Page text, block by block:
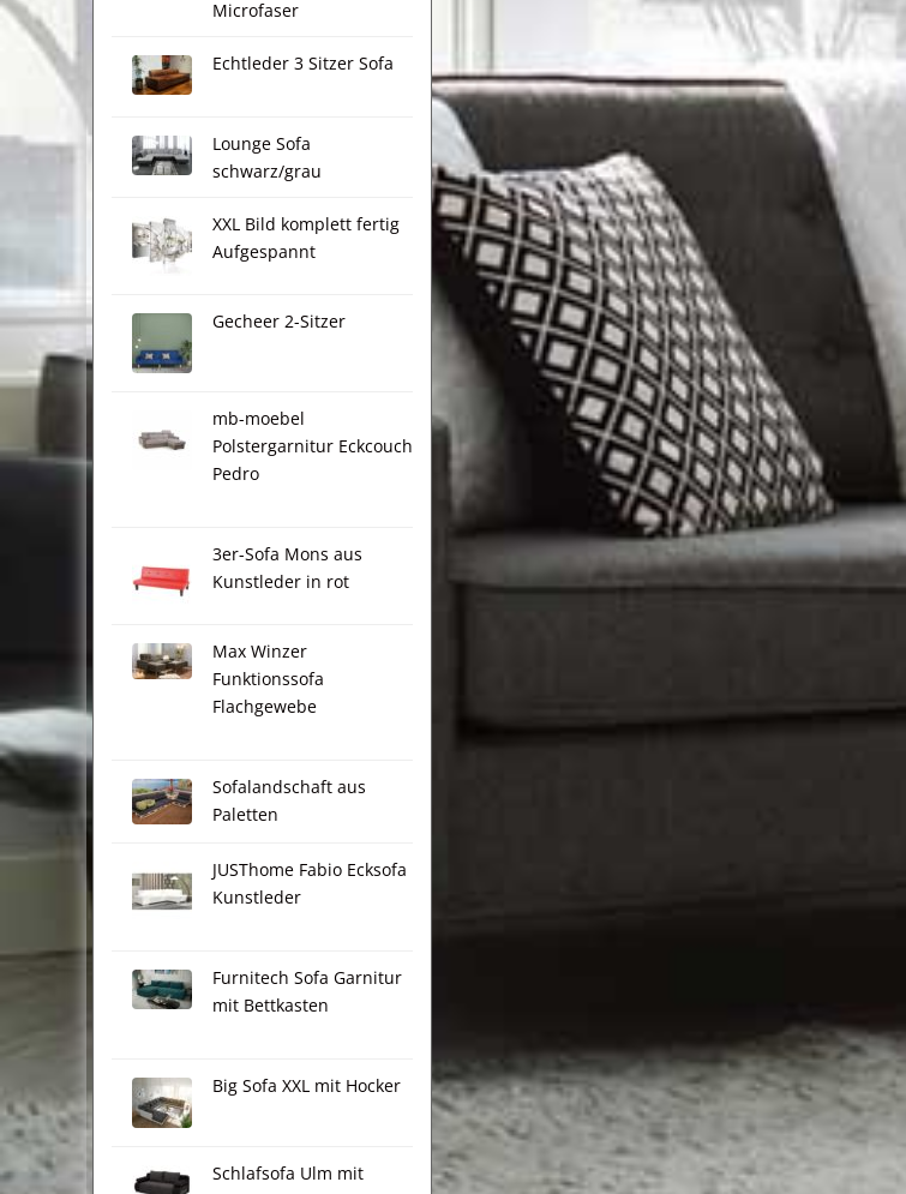
Microfaser
Echtleder 3 Sitzer Sofa
Lounge Sofa
schwarz/grau
XXL Bild komplett fertig
Aufgespannt
Gecheer 2-Sitzer
mb-moebel
Polstergarnitur Eckcouch
Pedro
3er-Sofa Mons aus
Kunstleder in rot
Max Winzer
Funktionssofa
Flachgewebe
Sofalandschaft aus
Paletten
JUSThome Fabio Ecksofa
Kunstleder
Furnitech Sofa Garnitur
mit Bettkasten
Big Sofa XXL mit Hocker
Schlafsofa Ulm mit